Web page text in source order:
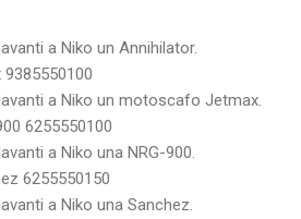
a Niko un Annihilator.
9385550100
a Niko un motoscafo Jetmax.
6255550100
a Niko una NRG-900.
6255550150
a Niko una Sanchez.